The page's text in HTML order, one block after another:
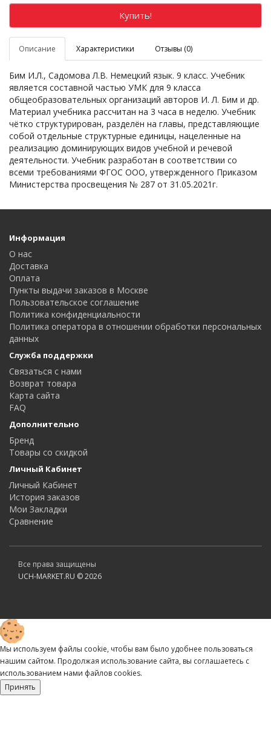
Купить!
Описание Характеристики Отзывы (0)
Бим И.Л., Садомова Л.В. Немецкий язык. 9 класс. Учебник
является составной частью УМК для 9 класса
общеобразовательных организаций авторов И. Л. Бим и др.
Материал учебника рассчитан на 3 часа в неделю. Учебник
чётко структурирован, разделён на главы, представляющие
собой отдельные структурные единицы, нацеленные на
реализацию доминирующих видов учебной и речевой
деятельности. Учебник разработан в соответствии со
всеми требованиями ФГОС ООО, утвержденного Приказом
Министерства просвещения № 287 от 31.05.2021г.
Информация
О нас
Доставка
Оплата
Пункты выдачи заказов в Москве
Пользовательское соглашение
Политика конфиденциальности
Политика оператора в отношении обработки персональных
данных
Служба поддержки
Связаться с нами
Возврат товара
Карта сайта
FAQ
Дополнительно
Бренд
Товары со скидкой
Личный Кабинет
Личный Кабинет
История заказов
Мои Закладки
Сравнение
Все права защищены
UCH-MARKET.RU © 2026
Мы используем файлы cookie, чтобы вам было удобнее пользоваться
нашим сайтом. Продолжая использование сайта, вы соглашаетесь c
использованием нами файлов cookies.
Принять